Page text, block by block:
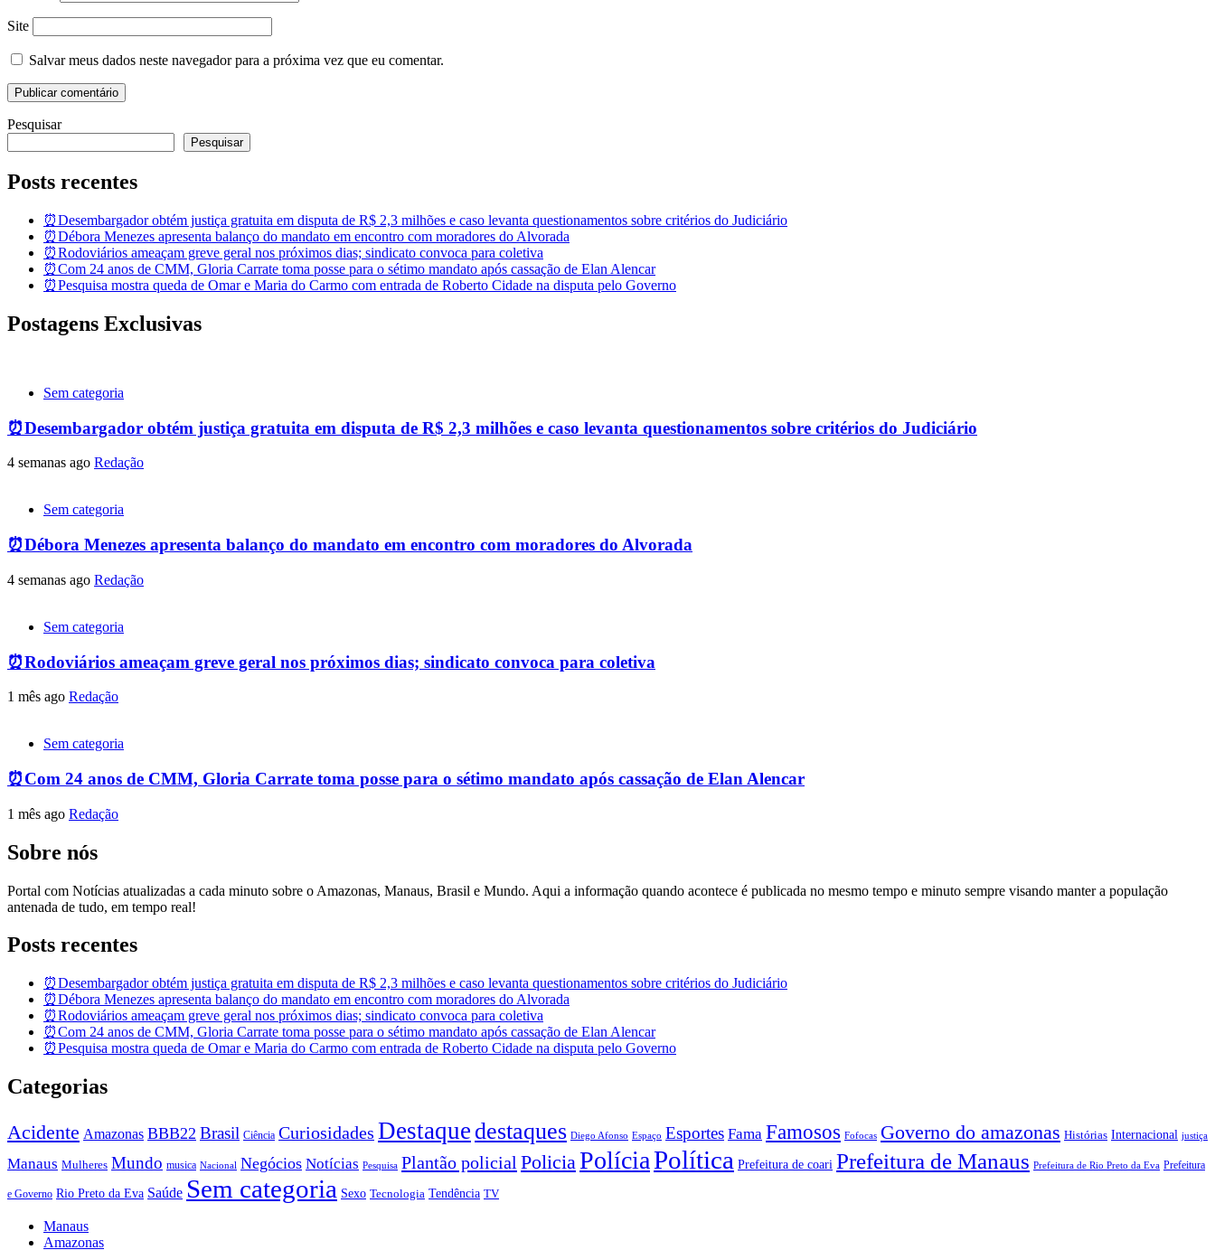
Site
Salvar meus dados neste navegador para a próxima vez que eu comentar.
Pesquisar
Pesquisar
Posts recentes
⏰Desembargador obtém justiça gratuita em disputa de R$ 2,3 milhões e caso levanta questionamentos sobre critérios do Judiciário
⏰Débora Menezes apresenta balanço do mandato em encontro com moradores do Alvorada
⏰Rodoviários ameaçam greve geral nos próximos dias; sindicato convoca para coletiva
⏰Com 24 anos de CMM, Gloria Carrate toma posse para o sétimo mandato após cassação de Elan Alencar
⏰Pesquisa mostra queda de Omar e Maria do Carmo com entrada de Roberto Cidade na disputa pelo Governo
Postagens Exclusivas
Sem categoria
⏰Desembargador obtém justiça gratuita em disputa de R$ 2,3 milhões e caso levanta questionamentos sobre critérios do Judiciário
4 semanas ago Redação
Sem categoria
⏰Débora Menezes apresenta balanço do mandato em encontro com moradores do Alvorada
4 semanas ago Redação
Sem categoria
⏰Rodoviários ameaçam greve geral nos próximos dias; sindicato convoca para coletiva
1 mês ago Redação
Sem categoria
⏰Com 24 anos de CMM, Gloria Carrate toma posse para o sétimo mandato após cassação de Elan Alencar
1 mês ago Redação
Sobre nós
Portal com Notícias atualizadas a cada minuto sobre o Amazonas, Manaus, Brasil e Mundo. Aqui a informação quando acontece é publicada no mesmo tempo e minuto sempre visando manter a população
antenada de tudo, em tempo real!
Posts recentes
⏰Desembargador obtém justiça gratuita em disputa de R$ 2,3 milhões e caso levanta questionamentos sobre critérios do Judiciário
⏰Débora Menezes apresenta balanço do mandato em encontro com moradores do Alvorada
⏰Rodoviários ameaçam greve geral nos próximos dias; sindicato convoca para coletiva
⏰Com 24 anos de CMM, Gloria Carrate toma posse para o sétimo mandato após cassação de Elan Alencar
⏰Pesquisa mostra queda de Omar e Maria do Carmo com entrada de Roberto Cidade na disputa pelo Governo
Categorias
Acidente Amazonas BBB22 Brasil Ciência Curiosidades Destaque destaques Diego Afonso Espaço Esportes Fama Famosos Fofocas Governo do amazonas Histórias Internacional justiça
Manaus Mulheres Mundo musica Nacional Negócios Notícias Pesquisa Plantão policial PoliciaPolíciaPolítica Prefeitura de coari Prefeitura de Manaus Prefeitura de Rio Preto da Eva Prefeitura
e Governo Rio Preto da Eva Saúde Sem categoria Sexo Tecnologia Tendência TV
Manaus
Amazonas